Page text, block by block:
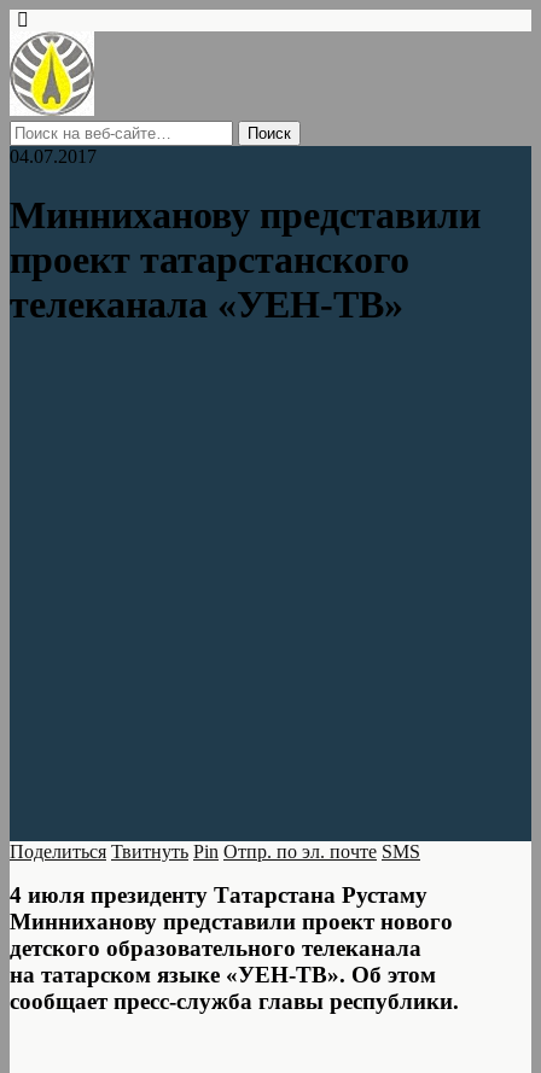
04.07.2017
Минниханову представили
проект татарстанского
телеканала «УЕН-ТВ»
Поделиться Твитнуть Pin Отпр. по эл. почте SMS
4 июля президенту Татарстана Рустаму
Минниханову представили проект нового
детского образовательного телеканала
на татарском языке «УЕН-ТВ». Об этом
сообщает пресс-служба главы республики.